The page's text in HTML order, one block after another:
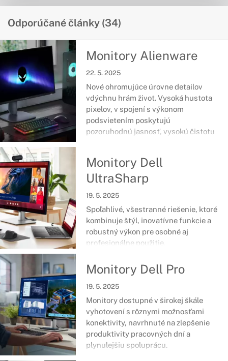
Odporúčané články (34)
Monitory Alienware
22. 5. 2025
Nové ohromujúce úrovne detailov
vdýchnu hrám život. Vysoká hustota
pixelov, v spojení s výkonom
podsvietením poskytujú
pozoruhodnú jasnosť, vysokú čistotu
Monitory Dell
UltraSharp
19. 5. 2025
Spoľahlivé, všestranné riešenie, ktoré
kombinuje štýl, inovatívne funkcie a
robustný výkon pre osobné aj
profesionálne použitie.
Monitory Dell Pro
19. 5. 2025
Monitory dostupné v širokej škále
vyhotovení s rôznymi možnosťami
konektivity, navrhnuté na zlepšenie
produktivity pracovných dní a
plynulejšiu spoluprácu.